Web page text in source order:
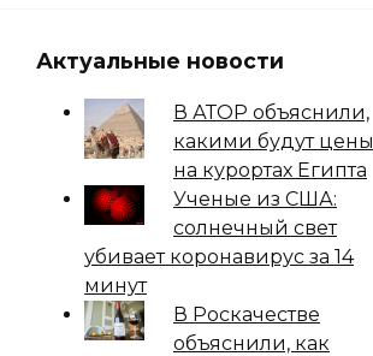
Актуальные новости
В АТОР объяснили,
какими будут цены
на курортах Египта
Ученые из США:
солнечный свет
убивает коронавирус за 14
минут
В Роскачестве
объяснили, как